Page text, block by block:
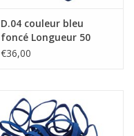
D.04 couleur bleu
foncé Longueur 50
mm, Largeur 8 mm
€36,00